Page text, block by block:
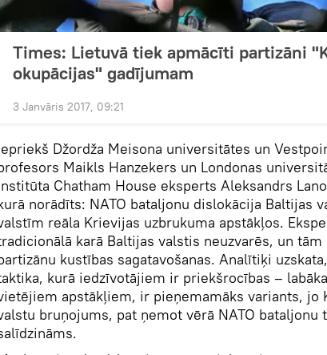
Times: Lietuvā tiek apmācīti partizāni
okupācijas" gadījumam
3 Janvāris 2017, 09:21
Džordža Meisona universitātes un
Maikls Hanzekers un Londonas
Chatham House eksperts Aleksandrs
norādīts: NATO bataljonu dislokācija Baltijas
reāla Krievijas uzbrukuma apstākļos.
karā Baltijas valstis neuzvarēs, un
kustības sagatavošanas. Analītiķi
kurā iedzīvotājiem ir priekšrocības –
apstākļiem, ir pieņemamāks variants, jo
bruņojums, pat ņemot vērā NATO bataljonu